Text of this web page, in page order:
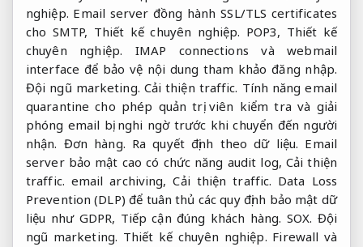
nghiệp. Email server đồng hành SSL/TLS certificates
cho SMTP, Thiết kế chuyên nghiệp. POP3, Thiết kế
chuyên nghiệp. IMAP connections và webmail
interface để bảo vệ nội dung tham khảo đăng nhập.
Đội ngũ marketing. Cải thiện traffic. Tính năng email
quarantine cho phép quản trị viên kiểm tra và giải
phóng email bị nghi ngờ trước khi chuyển đến người
nhận. Đơn hàng. Ra quyết định theo dữ liệu. Email
server bảo mật cao có chức năng audit log,Cải thiện
traffic. email archiving,Cải thiện traffic. Data Loss
Prevention (DLP) để tuân thủ các quy định bảo mật dữ
liệu như GDPR, Tiếp cận đúng khách hàng. SOX. Đội
ngũ marketing. Thiết kế chuyên nghiệp. Firewall và